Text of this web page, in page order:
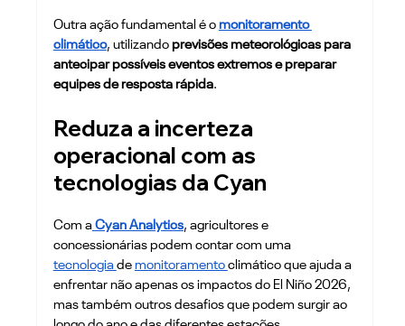
Outra ação fundamental é o monitoramento
climático, utilizando previsões meteorológicas para
antecipar possíveis eventos extremos e preparar
equipes de resposta rápida.
Reduza a incerteza
operacional com as
tecnologias da Cyan
Com a Cyan Analytics, agricultores e
concessionárias podem contar com uma
tecnologia de monitoramento climático que ajuda a
enfrentar não apenas os impactos do El Niño 2026,
mas também outros desafios que podem surgir ao